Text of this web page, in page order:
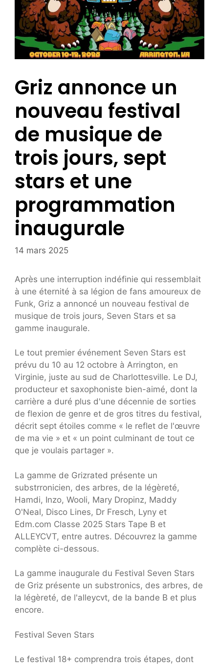
Griz annonce un
nouveau festival
de musique de
trois jours, sept
stars et une
programmation
inaugurale
14 mars 2025
Après une interruption indéfinie qui ressemblait
à une éternité à sa légion de fans amoureux de
Funk, Griz a annoncé un nouveau festival de
musique de trois jours, Seven Stars et sa
gamme inaugurale.
Le tout premier événement Seven Stars est
prévu du 10 au 12 octobre à Arrington, en
Virginie, juste au sud de Charlottesville. Le DJ,
producteur et saxophoniste bien-aimé, dont la
carrière a duré plus d'une décennie de sorties
de flexion de genre et de gros titres du festival,
décrit sept étoiles comme « le reflet de l'œuvre
de ma vie » et « un point culminant de tout ce
que je voulais partager ».
La gamme de Grizrated présente un
substrronicien, des arbres, de la légèreté,
Hamdi, Inzo, Wooli, Mary Dropinz, Maddy
O'Neal, Disco Lines, Dr Fresch, Lyny et
Edm.com Classe 2025 Stars Tape B et
ALLEYCVT, entre autres. Découvrez la gamme
complète ci-dessous.
La gamme inaugurale du Festival Seven Stars
de Griz présente un substronics, des arbres, de
la légèreté, de l'alleycvt, de la bande B et plus
encore.
Festival Seven Stars
Le festival 18+ comprendra trois étapes, dont